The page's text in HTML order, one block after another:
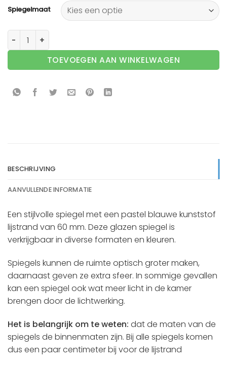
Spiegelmaat
Spiegel F611 Pastel blauw - 60mm aantal
TOEVOEGEN AAN WINKELWAGEN
BESCHRIJVING
AANVULLENDE INFORMATIE
Een stijlvolle spiegel met een pastel blauwe kunststof
lijstrand van 60 mm. Deze glazen spiegel is
verkrijgbaar in diverse formaten en kleuren.
Spiegels kunnen de ruimte optisch groter maken,
daarnaast geven ze extra sfeer. In sommige gevallen
kan een spiegel ook wat meer licht in de kamer
brengen door de lichtwerking.
Het is belangrijk om te weten: dat de maten van de
spiegels de binnenmaten zijn. Bij alle spiegels komen
dus een paar centimeter bij voor de lijstrand